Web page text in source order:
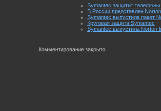
Symantec защитит
В России представлен
Symantec выпустила пакет
Круговая защита Symantec
Symantec выпустила Norton
Комментирование закрыто.